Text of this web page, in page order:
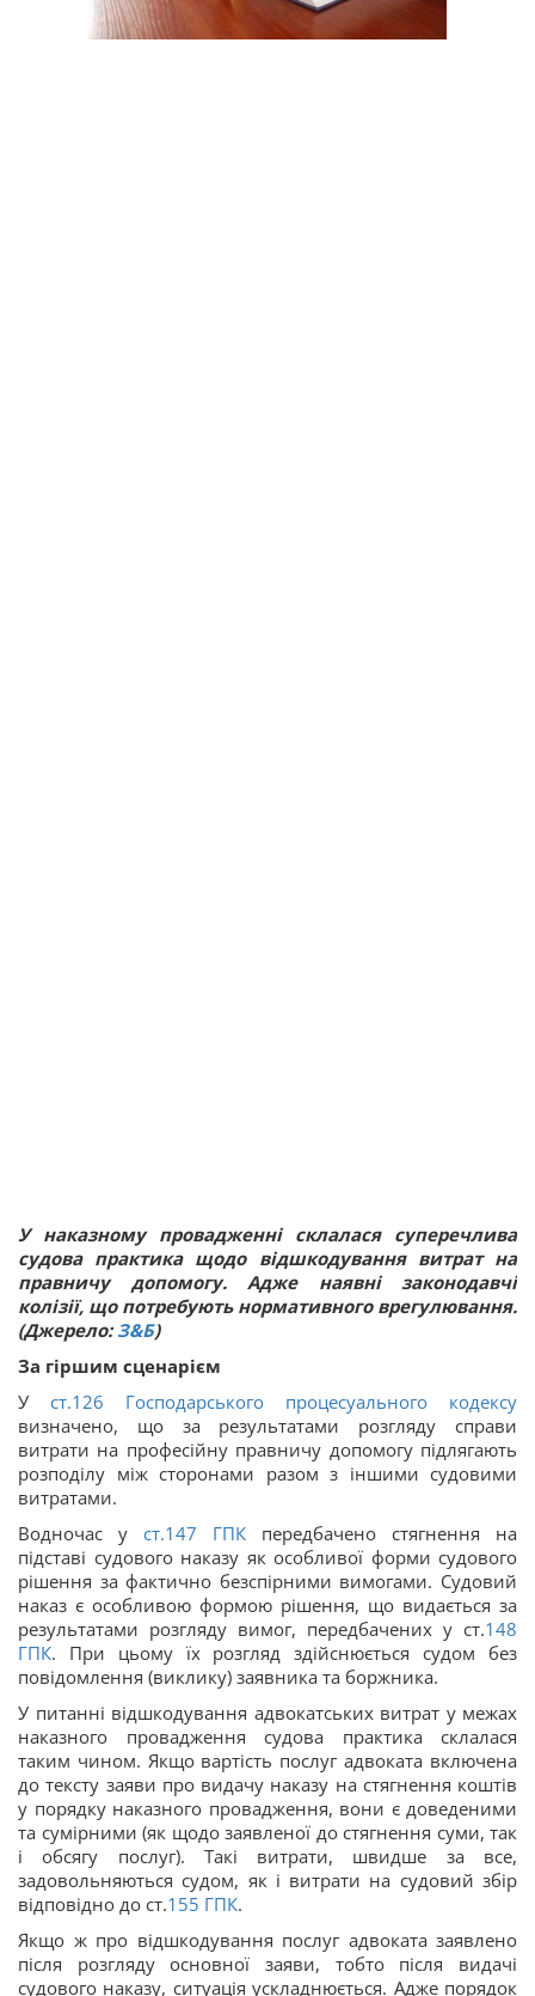
У наказному провадженні склалася суперечлива
судова практика щодо відшкодування витрат на
правничу допомогу. Адже наявні законодавчі
колізії, що потребують нормативного врегулювання.
(Джерело:З&Б)
За гіршим сценарієм
У ст.126 Господарського процесуального кодексу
визначено, що за результатами розгляду справи
витрати на професійну правничу допомогу підлягають
розподілу між сторонами разом з іншими судовими
витратами.
Водночас у ст.147 ГПК передбачено стягнення на
підставі судового наказу як особливої форми судового
рішення за фактично безспірними вимогами. Судовий
наказ є особливою формою рішення, що видається за
результатами розгляду вимог, передбачених у ст.148
ГПК. При цьому їх розгляд здійснюється судом без
повідомлення (виклику) заявника та боржника.
У питанні відшкодування адвокатських витрат у межах
наказного провадження судова практика склалася
таким чином. Якщо вартість послуг адвоката включена
до тексту заяви про видачу наказу на стягнення коштів
у порядку наказного провадження, вони є доведеними
та сумірними (як щодо заявленої до стягнення суми, так
і обсягу послуг). Такі витрати, швидше за все,
задовольняються судом, як і витрати на судовий збір
відповідно до ст.155 ГПК.
Якщо ж про відшкодування послуг адвоката заявлено
після розгляду основної заяви, тобто після видачі
судового наказу, ситуація ускладнюється. Адже порядок